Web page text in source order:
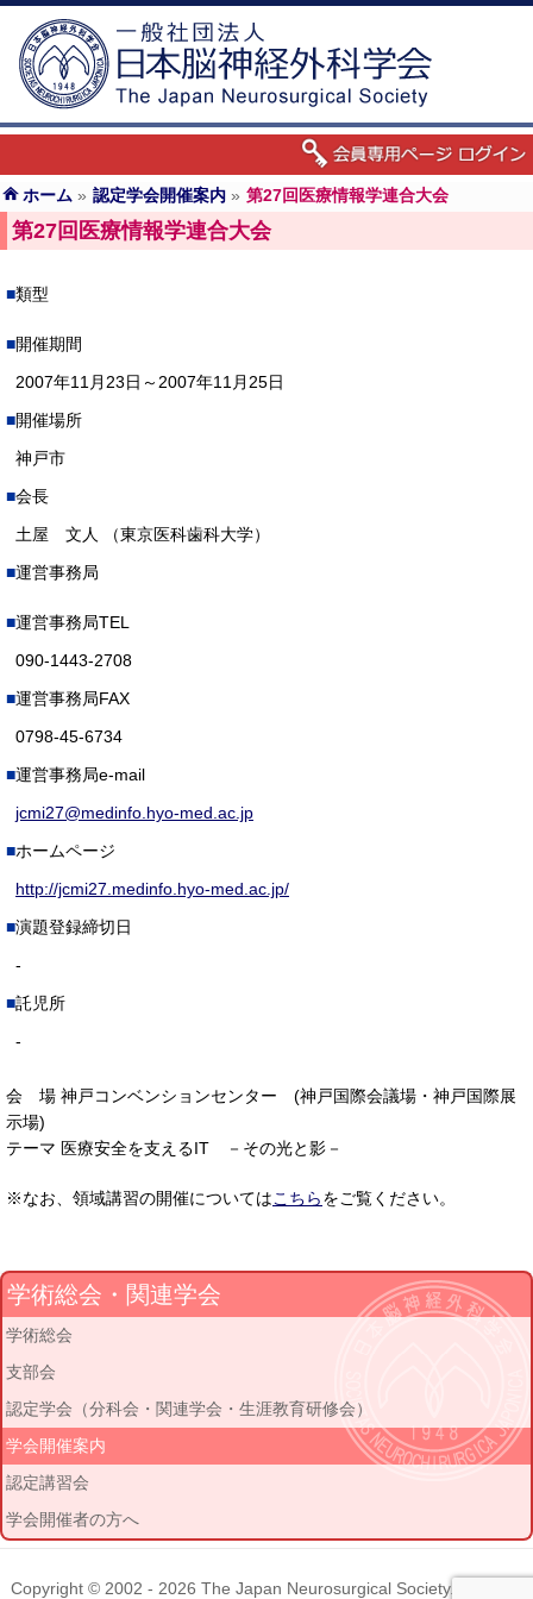
ホーム » 認定学会開催案内 » 第27回医療情報学連合大会
第27回医療情報学連合大会
類型
開催期間
2007年11月23日～2007年11月25日
開催場所
神戸市
会長
土屋 文人 （東京医科歯科大学）
運営事務局
運営事務局TEL
090-1443-2708
運営事務局FAX
0798-45-6734
運営事務局e-mail
jcmi27@medinfo.hyo-med.ac.jp
ホームページ
http://jcmi27.medinfo.hyo-med.ac.jp/
演題登録締切日
-
託児所
-
会 場 神戸コンベンションセンター (神戸国際会議場・神戸国際展
示場)
テーマ 医療安全を支えるIT －その光と影－
※なお、領域講習の開催についてはこちらをご覧ください。
学術総会・関連学会
学術総会
支部会
認定学会（分科会・関連学会・生涯教育研修会）
学会開催案内
認定講習会
学会開催者の方へ
Copyright © 2002 - 2026 The Japan Neurosurgical Society. All rights